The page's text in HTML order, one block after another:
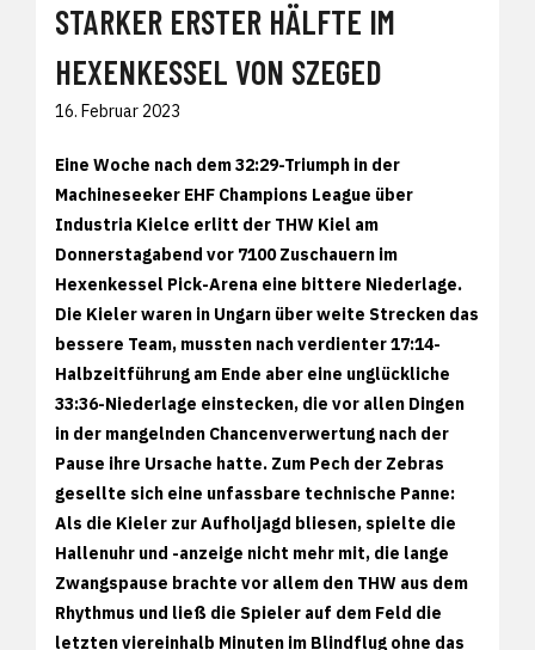
STARKER ERSTER HÄLFTE IM
HEXENKESSEL VON SZEGED
16. Februar 2023
Eine Woche nach dem 32:29-Triumph in der
Machineseeker EHF Champions League über
Industria Kielce erlitt der THW Kiel am
Donnerstagabend vor 7100 Zuschauern im
Hexenkessel Pick-Arena eine bittere Niederlage.
Die Kieler waren in Ungarn über weite Strecken das
bessere Team, mussten nach verdienter 17:14-
Halbzeitführung am Ende aber eine unglückliche
33:36-Niederlage einstecken, die vor allen Dingen
in der mangelnden Chancenverwertung nach der
Pause ihre Ursache hatte. Zum Pech der Zebras
gesellte sich eine unfassbare technische Panne:
Als die Kieler zur Aufholjagd bliesen, spielte die
Hallenuhr und -anzeige nicht mehr mit, die lange
Zwangspause brachte vor allem den THW aus dem
Rhythmus und ließ die Spieler auf dem Feld die
letzten viereinhalb Minuten im Blindflug ohne das